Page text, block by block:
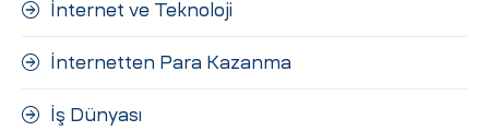
İnternet ve Teknoloji
İnternetten Para Kazanma
İş Dünyası